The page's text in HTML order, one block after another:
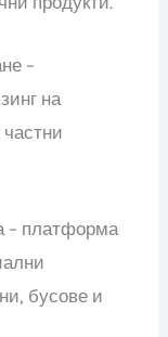
–
на
– платформа
бусове и